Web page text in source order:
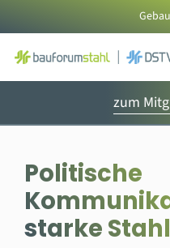
Inhalt
springen
zum
Politische
starke